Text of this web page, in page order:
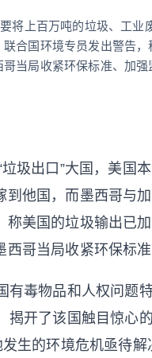
将上百万吨的垃圾、工
合国环境专员发出警告
当局收紧环保标准、加强
圾出口”大国，美国
他国，而墨西哥与
美国的垃圾输出已
哥当局收紧环保标准
毒物品和人权问题
揭开了该国触目惊心
生的环境危机亟待